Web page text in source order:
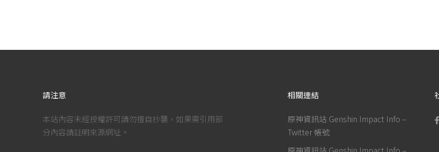
請注意
本站內容未經授權許可請勿擅自抄襲，如果需引用部
分內容請註明來源網址。
相關連結
原神資訊站 Genshin Impact Info –
Twitter 帳號